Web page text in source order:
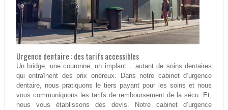
Urgence dentaire : des tarifs accessibles
Un bridge, une couronne, un implant… autant de soins dentaires
qui entraînent des prix onéreux. Dans notre cabinet d’urgence
dentaire, nous pratiquons le tiers payant pour les soins et nous
vous communiquons les tarifs de remboursement de la sécu. Et,
nous vous établissons des devis. Notre cabinet d’urgence